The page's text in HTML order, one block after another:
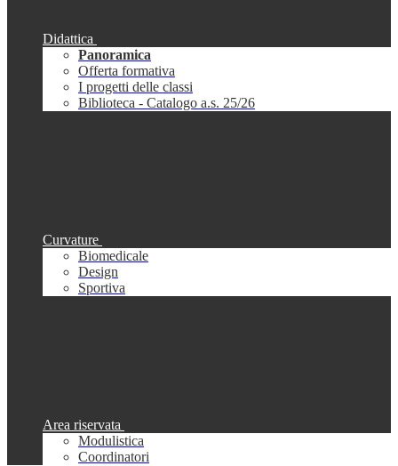
Didattica
Panoramica
Offerta formativa
I progetti delle classi
Biblioteca - Catalogo a.s. 25/26
Curvature
Biomedicale
Design
Sportiva
Area riservata
Modulistica
Coordinatori